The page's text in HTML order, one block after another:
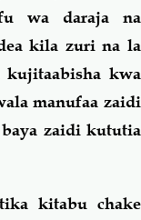
wa daraja na
kila zuri na la
kwa
manufaa zaidi
zaidi kututia
kitabu chake